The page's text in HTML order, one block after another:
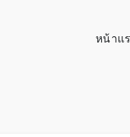
หน้าแ